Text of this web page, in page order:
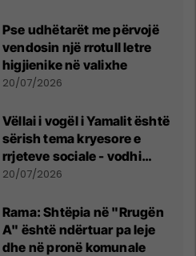
Pse udhëtarët me përvojë
vendosin një rrotull letre
higjienike në valixhe
20/07/2026
Vëllai i vogël i Yamalit është
sërish tema kryesore e
rrjeteve sociale - vodhi
vëmendjen pas finales së
20/07/2026
Rama: Shtëpia në "Rrugën
A" është ndërtuar pa leje
dhe në pronë komunale